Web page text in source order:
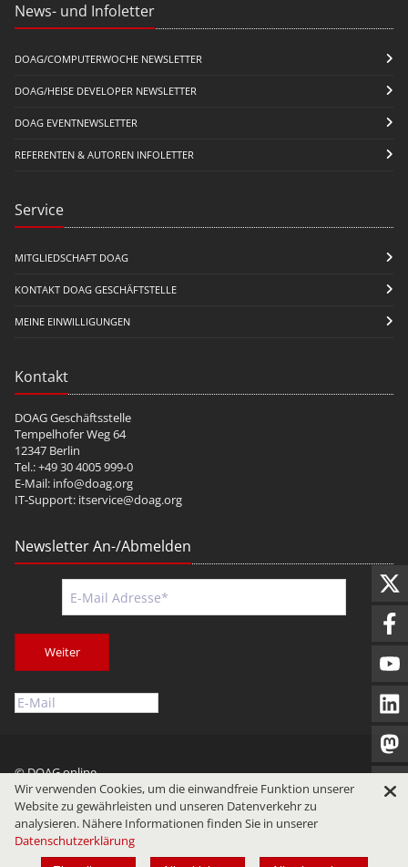
News- und Infoletter
DOAG/COMPUTERWOCHE NEWSLETTER
DOAG/HEISE DEVELOPER NEWSLETTER
DOAG EVENTNEWSLETTER
REFERENTEN & AUTOREN INFOLETTER
Service
MITGLIEDSCHAFT DOAG
KONTAKT DOAG GESCHÄFTSTELLE
MEINE EINWILLIGUNGEN
Kontakt
DOAG Geschäftsstelle
Tempelhofer Weg 64
12347 Berlin
Tel.: +49 30 4005 999-0
E-Mail: info@doag.org
IT-Support: itservice@doag.org
Newsletter An-/Abmelden
Weiter
© DOAG online
Impressum
Datenschutz Nutzungsbedingungen
Wir verwenden Cookies, um die einwandfreie Funktion unserer
Website zu gewährleisten und unseren Datenverkehr zu
analysieren. Nähere Informationen finden Sie in unserer
Datenschutzerklärung